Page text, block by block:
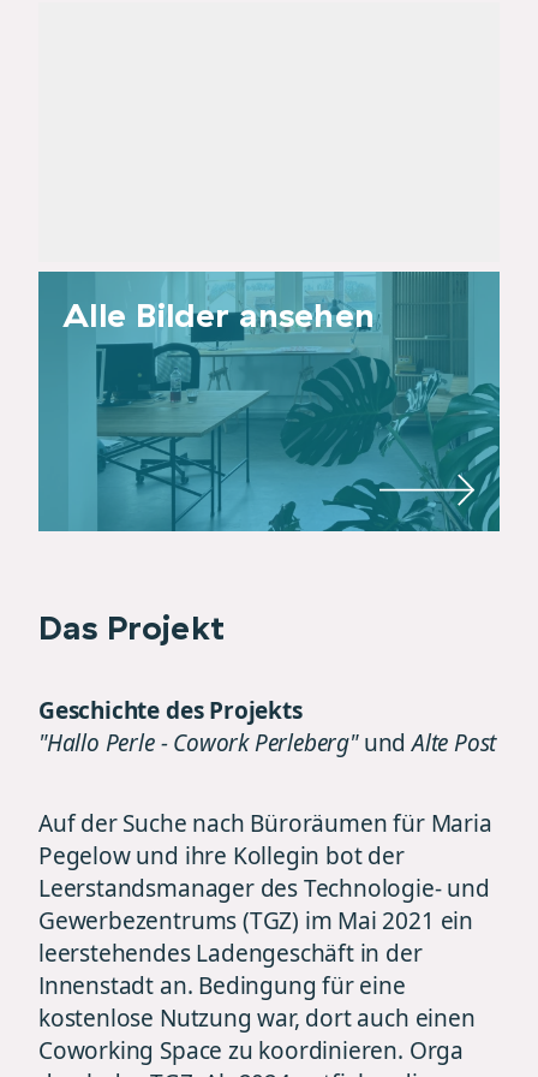
Alle Bilder ansehen
Das Projekt
Geschichte des Projekts
"Hallo Perle - Cowork Perleberg"undAlte Post
Auf der Suche nach Büroräumen für Maria
Pegelow und ihre Kollegin bot der
Leerstandsmanager des Technologie- und
Gewerbezentrums (TGZ) im Mai 2021 ein
leerstehendes Ladengeschäft in der
Innenstadt an. Bedingung für eine
kostenlose Nutzung war, dort auch einen
Coworking Space zu koordinieren. Orga